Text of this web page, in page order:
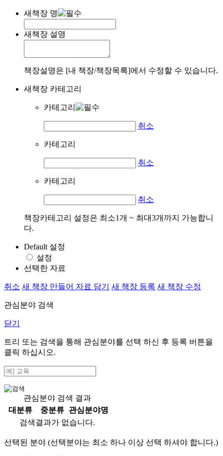
새책장 명
새책장 설명
책장설명은 [내 책장/책장목록]에서 수정할 수 있습니다.
새책장 카테고리
카테고리
취소
카테고리
취소
카테고리
취소
책장카테고리 설정은 최소1개 ~ 최대3개까지 가능합니
다.
Default 설정
설정
선택한 자료
취소 새 책장 만들어 자료 담기 새 책장 등록 새 책장 수정
관심분야 검색
닫기
트리 또는 검색을 통해 관심분야를 선택 하신 후 등록 버튼을
클릭 하십시오.
관심분야 검색 결과
대분류
중분류
관심분야명
검색결과가 없습니다.
선택된 분야 (선택분야는 최소 하나 이상 선택 하셔야 합니다.)